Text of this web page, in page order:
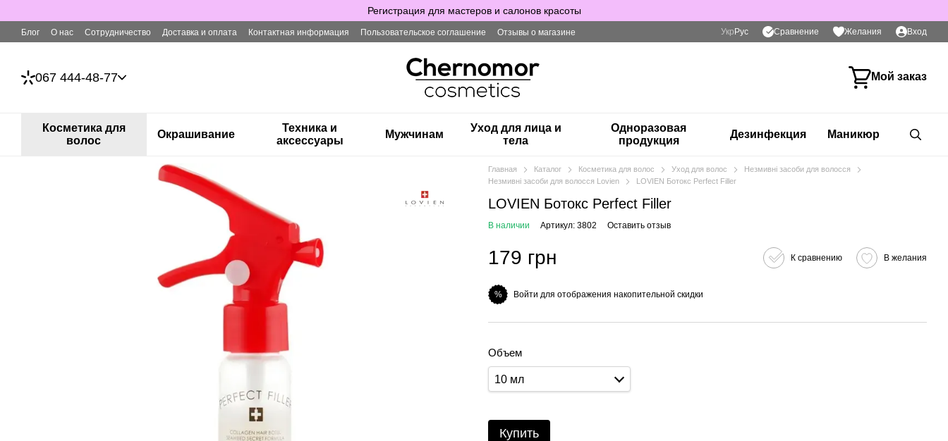
Регистрация для мастеров и салонов красоты
Блог О нас Сотрудничество Доставка и оплата Контактная информация Пользовательское соглашение Отзывы о магазине Укр Рус Сравнение Желания Вход
067 444-48-77 Мой заказ
Косметика для
волос
Окрашивание
Техника и
аксессуары
Мужчинам
Уход для лица и
тела
Одноразовая
продукция
Дезинфекция Маникюр
Главная Каталог Косметика для волос Уход для волос
Незмивні засоби для волосся
Незмивні засоби для волосся Lovien
LOVIEN Ботокс Perfect Filler
LOVIEN Ботокс Perfect Filler
В наличии Артикул: 3802 Оставить отзыв
179 грн К сравнению В желания
% Войти для отображения накопительной скидки
Объем
10 мл
Купить